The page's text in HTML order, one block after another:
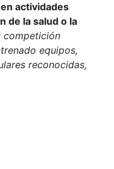
actividades
de la salud o la
competición
equipos,
reconocidas,